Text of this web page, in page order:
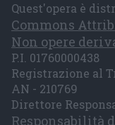
Quest'opera è
Commons
Non opere
P.I. 01760000438
Registrazione al
AN - 210769
Direttore
Responsabilità